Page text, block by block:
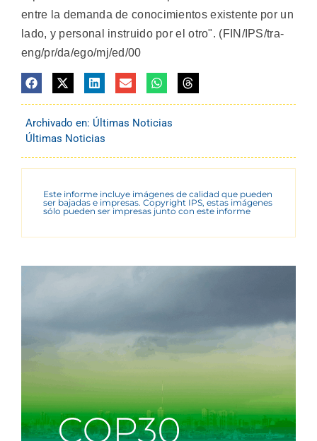
entre la demanda de conocimientos existente por un
lado, y personal instruido por el otro". (FIN/IPS/tra-
eng/pr/da/ego/mj/ed/00
Archivado en: Últimas Noticias
Últimas Noticias
Este informe incluye imágenes de calidad que pueden
ser bajadas e impresas. Copyright IPS, estas imágenes
sólo pueden ser impresas junto con este informe